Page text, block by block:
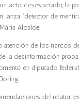
acto desesperado, la
lanza “detector de
Alcalde.
atención de los narcos
la desinformación
en diputado
del relator